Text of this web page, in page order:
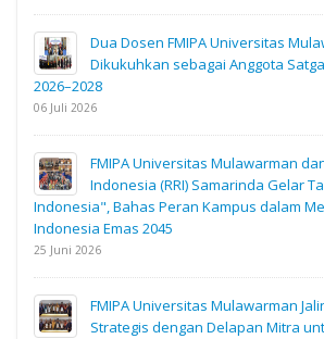
Dua Dosen FMIPA Universitas
Dikukuhkan sebagai Anggota
2026–2028
06 Juli 2026
FMIPA Universitas Mulawarman
Indonesia (RRI) Samarinda Gelar
Indonesia", Bahas Peran Kampus dalam
Indonesia Emas 2045
25 Juni 2026
FMIPA Universitas Mulawarman
Strategis dengan Delapan Mitra